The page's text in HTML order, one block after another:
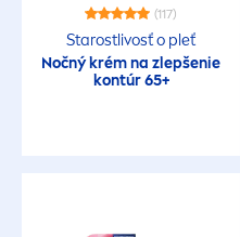
(117)
Starostlivosť o pleť
Nočný krém na zlepšenie
kontúr 65+